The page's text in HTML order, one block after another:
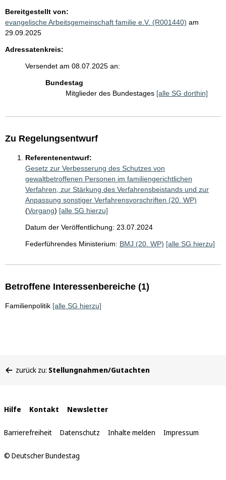
Bereitgestellt von:
evangelische Arbeitsgemeinschaft familie e.V. (R001440) am
29.09.2025
Adressatenkreis:
Versendet am 08.07.2025 an:
Bundestag
Mitglieder des Bundestages [alle SG dorthin]
Zu Regelungsentwurf
Referentenentwurf:
Gesetz zur Verbesserung des Schutzes von
gewaltbetroffenen Personen im familiengerichtlichen
Verfahren, zur Stärkung des Verfahrensbeistands und zur
Anpassung sonstiger Verfahrensvorschriften (20. WP)
(Vorgang) [alle SG hierzu]
Datum der Veröffentlichung: 23.07.2024
Federführendes Ministerium: BMJ (20. WP) [alle SG hierzu]
Betroffene Interessenbereiche (1)
Familienpolitik [alle SG hierzu]
befinden
zurück zu: Stellungnahmen/Gutachten
Interne
Links
Hilfe Kontakt Newsletter
Barrierefreiheit Datenschutz Inhalte melden Impressum
© Deutscher Bundestag